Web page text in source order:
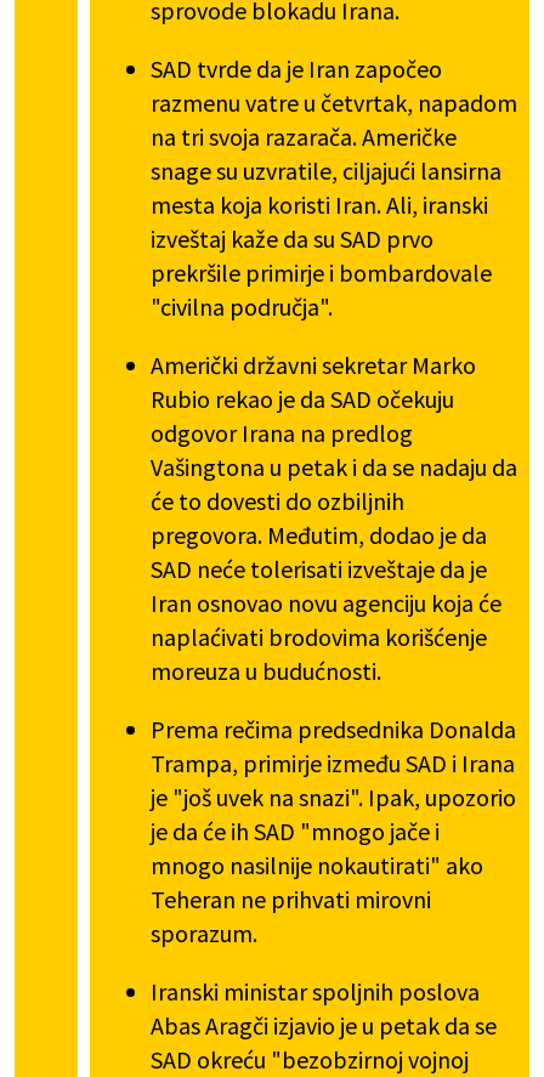
sprovode blokadu Irana.
SAD tvrde da je Iran započeo
razmenu vatre u četvrtak, napadom
na tri svoja razarača. Američke
snage su uzvratile, ciljajući lansirna
mesta koja koristi Iran. Ali, iranski
izveštaj kaže da su SAD prvo
prekršile primirje i bombardovale
"civilna područja".
Američki državni sekretar Marko
Rubio rekao je da SAD očekuju
odgovor Irana na predlog
Vašingtona u petak i da se nadaju da
će to dovesti do ozbiljnih
pregovora. Međutim, dodao je da
SAD neće tolerisati izveštaje da je
Iran osnovao novu agenciju koja će
naplaćivati brodovima korišćenje
moreuza u budućnosti.
Prema rečima predsednika Donalda
Trampa, primirje između SAD i Irana
je "još uvek na snazi". Ipak, upozorio
je da će ih SAD "mnogo jače i
mnogo nasilnije nokautirati" ako
Teheran ne prihvati mirovni
sporazum.
Iranski ministar spoljnih poslova
Abas Aragči izjavio je u petak da se
SAD okreću "bezobzirnoj vojnoj